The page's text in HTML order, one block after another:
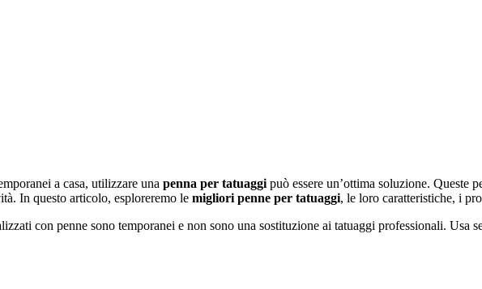
a casa, utilizzare una penna per tatuaggi può essere un’ottima soluzione. Queste
In questo articolo, esploreremo le migliori penne per tatuaggi, le loro caratteristiche, i
con penne sono temporanei e non sono una sostituzione ai tatuaggi professionali. Usa